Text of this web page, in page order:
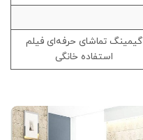
گیمینگ تماشای حرفه‌ای فیلم
استفاده خانگی